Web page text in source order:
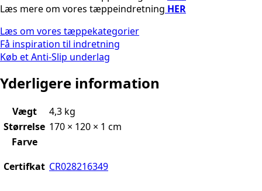
Læs mere om vores tæppeindretning HER
Læs om vores tæppekategorier
Få inspiration til indretning
Køb et Anti-Slip underlag
Yderligere information
Vægt
4,3 kg
Størrelse 170 × 120 × 1 cm
Farve
Certifkat CR028216349